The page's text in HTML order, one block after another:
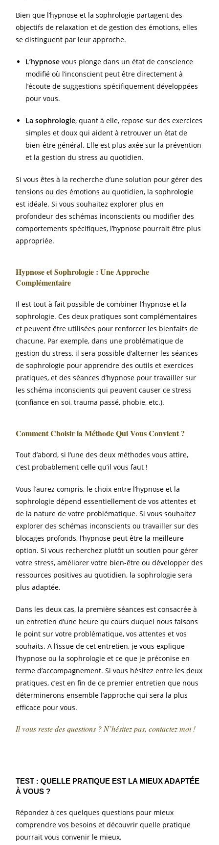
Bien que l’hypnose et la sophrologie partagent des
objectifs de relaxation et de gestion des émotions, elles
se distinguent par leur approche.
L’hypnose vous plonge dans un état de conscience
modifié où l’inconscient peut être directement à
l’écoute de suggestions spécifiquement développées
pour vous.
La sophrologie, quant à elle, repose sur des exercices
simples et doux qui aident à retrouver un état de
bien-être général. Elle est plus axée sur la prévention
et la gestion du stress au quotidien.
Si vous êtes à la recherche d’une solution pour gérer des
tensions ou des émotions au quotidien, la sophrologie
est idéale. Si vous souhaitez explorer plus en
profondeur des schémas inconscients ou modifier des
comportements spécifiques, l’hypnose pourrait être plus
appropriée.
Hypnose et Sophrologie : Une Approche
Complémentaire
Il est tout à fait possible de combiner l’hypnose et la
sophrologie. Ces deux pratiques sont complémentaires
et peuvent être utilisées pour renforcer les bienfaits de
chacune. Par exemple, dans une problématique de
gestion du stress, il sera possible d’alterner les séances
de sophrologie pour apprendre des outils et exercices
pratiques, et des séances d’hypnose pour travailler sur
les schéma inconscients qui peuvent causer ce stress
(confiance en soi, trauma passé, phobie, etc.).
Comment Choisir la Méthode Qui Vous Convient ?
Tout d’abord, si l’une des deux méthodes vous attire,
c’est probablement celle qu’il vous faut !
Vous l’aurez compris, le choix entre l’hypnose et la
sophrologie dépend essentiellement de vos attentes et
de la nature de votre problématique. Si vous souhaitez
explorer des schémas inconscients ou travailler sur des
blocages profonds, l’hypnose peut être la meilleure
option. Si vous recherchez plutôt un soutien pour gérer
votre stress, améliorer votre bien-être ou développer des
ressources positives au quotidien, la sophrologie sera
plus adaptée.
Dans les deux cas, la première séances est consacrée à
un entretien d’une heure qu cours duquel nous faisons
le point sur votre problématique, vos attentes et vos
souhaits. A l’issue de cet entretien, je vous explique
l’hypnose ou la sophrologie et ce que je préconise en
terme d’accompagnement. Si vous hésitez entre les deux
pratiques, c’est en fin de ce premier entretien que nous
déterminerons ensemble l’approche qui sera la plus
efficace pour vous.
Il vous reste des questions ? N’hésitez pas, contactez moi !
TEST : QUELLE PRATIQUE EST LA MIEUX ADAPTÉE
À VOUS ?
Répondez à ces quelques questions pour mieux
comprendre vos besoins et découvrir quelle pratique
pourrait vous convenir le mieux.